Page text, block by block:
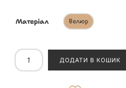
Матеріал Велюр
ДОДАТИ В КОШИК